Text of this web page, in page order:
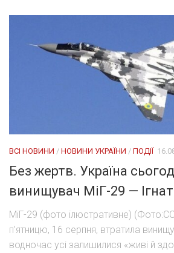
ВСІ НОВИНИ / НОВИНИ УКРАЇНИ / ПОДІЇ
Без жертв. Україна
винищувач МіГ-29 — Ігнат
МіГ-29 (фото ілюстративне)
п’ятницю, 16 серпня, втратила
водночас усі залишилися «живі й